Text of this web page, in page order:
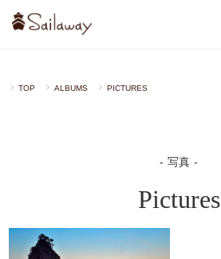
TOP ALBUMS PICTURES
写真
Pictures